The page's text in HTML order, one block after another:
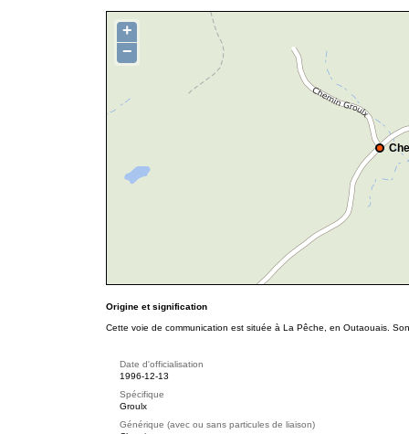
+
−
Origine et signification
Cette voie de communication est située à La Pêche, en Outaouais.
Date d'officialisation
1996-12-13
Spécifique
Groulx
Générique (avec ou sans particules de liaison)